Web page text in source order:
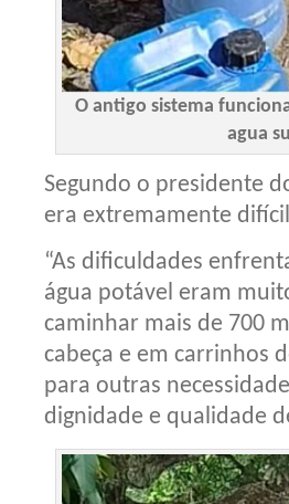
O antigo sistema
agua
Segundo o presidente
era extremamente
“As dificuldades
água potável eram
caminhar mais de 700
cabeça e em carrinhos
para outras
dignidade e qualidade